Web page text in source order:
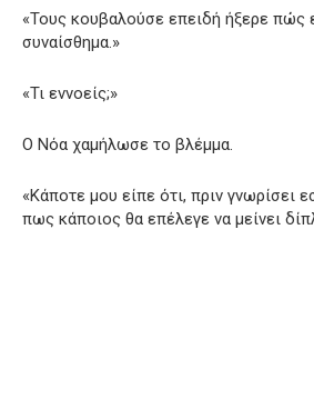
«Τους κουβαλούσε επειδή ήξερε πώς
συναίσθημα.»
«Τι εννοείς;»
Ο Νόα χαμήλωσε το βλέμμα.
«Κάποτε μου είπε ότι, πριν γνωρίσει
πως κάποιος θα επέλεγε να μείνει